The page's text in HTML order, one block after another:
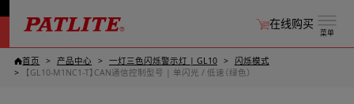
菜单
在线购买
首页 产品中心 一灯三色闪烁警示灯 | GL10
闪烁模式
【GL10-M1NC1-T】CAN通信控制型号 | 单闪光 / 低速（绿色）